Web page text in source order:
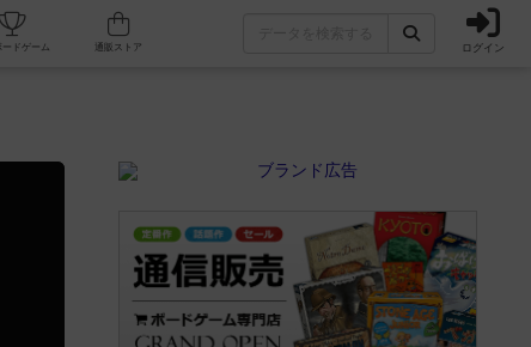
ェ/店舗 人気ボードゲーム ログイン